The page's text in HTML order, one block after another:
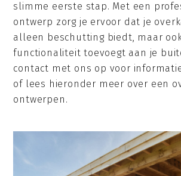
slimme eerste stap. Met een
ontwerp zorg je ervoor dat je
alleen beschutting biedt, maar
functionaliteit toevoegt aan je
contact met ons op voor
of lees hieronder meer over een
ontwerpen.